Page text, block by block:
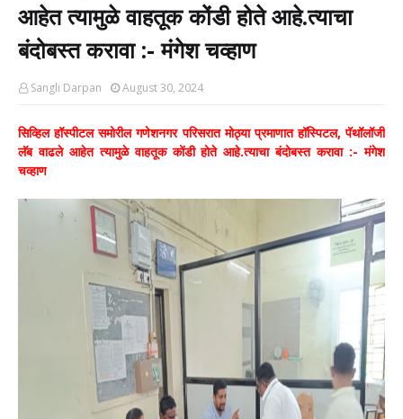
आहेत त्यामुळे वाहतूक कोंडी होते आहे.त्याचा
बंदोबस्त करावा :- मंगेश चव्हाण
Sangli Darpan August 30, 2024
सिव्हिल हॉस्पीटल समोरील गणेशनगर परिसरात मोठ्या प्रमाणात हॉस्पिटल, पॅथॉलॉजी
लॅब वाढले आहेत त्यामुळे वाहतूक कोंडी होते आहे.त्याचा बंदोबस्त करावा :- मंगेश
चव्हाण